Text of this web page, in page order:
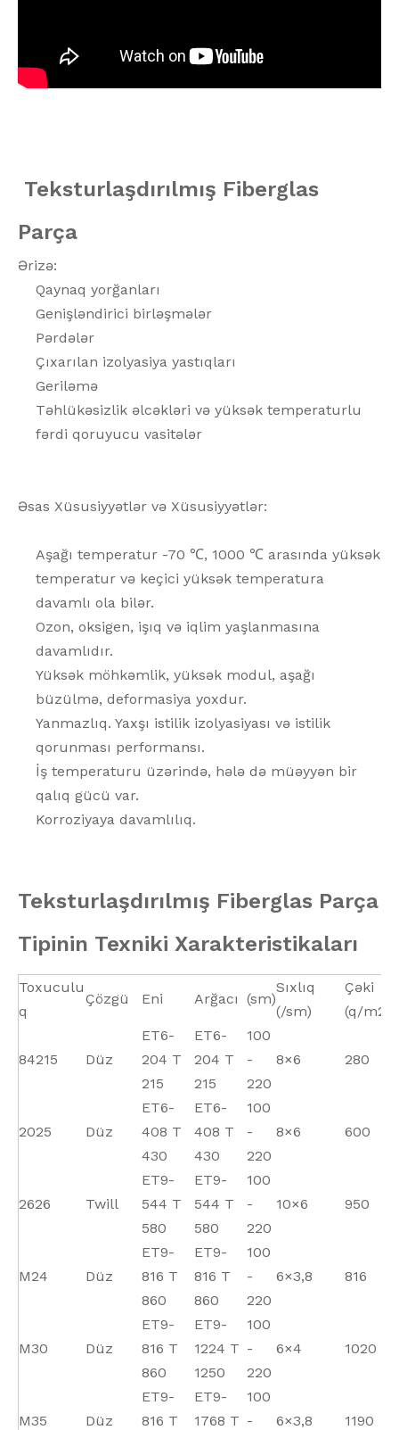
Teksturlaşdırılmış Fiberglas
Parça
Ərizə:
Qaynaq yorğanları
Genişləndirici birləşmələr
Pərdələr
Çıxarılan izolyasiya yastıqları
Geriləmə
Təhlükəsizlik əlcəkləri və yüksək temperaturlu
fərdi qoruyucu vasitələr
Əsas Xüsusiyyətlər və Xüsusiyyətlər:
Aşağı temperatur -70 ℃, 1000 ℃ arasında yüksək
temperatur və keçici yüksək temperatura
davamlı ola bilər.
Ozon, oksigen, işıq və iqlim yaşlanmasına
davamlıdır.
Yüksək möhkəmlik, yüksək modul, aşağı
büzülmə, deformasiya yoxdur.
Yanmazlıq. Yaxşı istilik izolyasiyası və istilik
qorunması performansı.
İş temperaturu üzərində, hələ də müəyyən bir
qalıq gücü var.
Korroziyaya davamlılıq.
Teksturlaşdırılmış Fiberglas Parça
Tipinin Texniki Xarakteristikaları
Toxuculu
q
Çözgü Eni Arğacı (sm)
Sıxlıq
(/sm)
Çəki
(q/m2)
84215 Düz
ET6-
204 T
215
ET6-
204 T
215
100
-
220
8×6 280
2025 Düz
ET6-
408 T
430
ET6-
408 T
430
100
-
220
8×6 600
2626 Twill
ET9-
544 T
580
ET9-
544 T
580
100
-
220
10×6 950
M24 Düz
ET9-
816 T
860
ET9-
816 T
860
100
-
220
6×3,8 816
M30 Düz
ET9-
816 T
860
ET9-
1224 T
1250
100
-
220
6×4 1020
M35 Düz
ET9-
816 T
ET9-
1768 T
100
-
6×3,8 1190